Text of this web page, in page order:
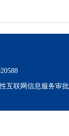
互联网信息服务审